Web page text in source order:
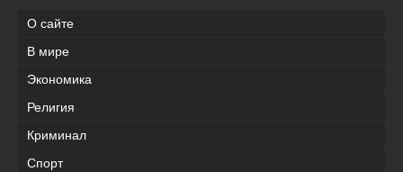
О сайте
В мире
Экономика
Религия
Криминал
Спорт